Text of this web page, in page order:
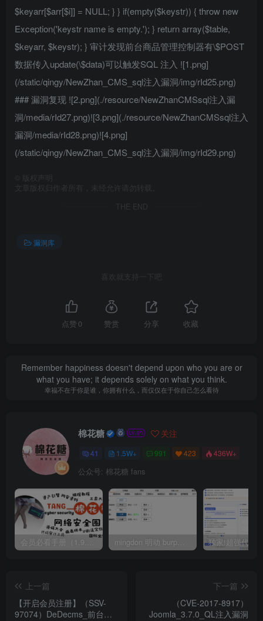
$keyarr[$arr[$i]] = NULL; } } if(empty($keystr)) { throw new
Exception('keystr name is empty.'); } return array($table,
$keyarr, $keystr); } 审计发现前台商品管理控制器有\$POST
数据传入update(\$data)可以触发SQL 注入 ![1.png]
(/static/qingy/NewZhan_CMS_sql注入漏洞/img/rId25.png)
### 漏洞复现 ![2.png](./resource/NewZhanCMSsql注入漏
洞/media/rId27.png)![3.png](./resource/NewZhanCMSsql注入
漏洞/media/rId28.png)![4.png]
(/static/qingy/NewZhan_CMS_sql注入漏洞/img/rId29.png)
版权声明
文章版权归作者所有，未经允许请勿转载。
THE END
漏洞库
喜欢就支持一下吧
点赞 0 赞赏 分享 收藏
Remember happiness doesn't depend upon who you are or
what you have; it depends solely on what you think.
幸福不在于你是谁，你拥有什么，而仅仅在于你自己怎么看待
棉花糖 关注
41 1.5W+ 991 423 436W+
公众号: 棉花糖 fans
会员必看手册（1.9.0版本 26.4.5更新） mingdon 明动 burp插件0.2.6版本 本地时间校验去除版
上一篇
【开启会员注册】（SSV-
97074）DeDecms_前台任
下一篇
（CVE-2017-8917）
Joomla_3.7.0_QL注入漏洞